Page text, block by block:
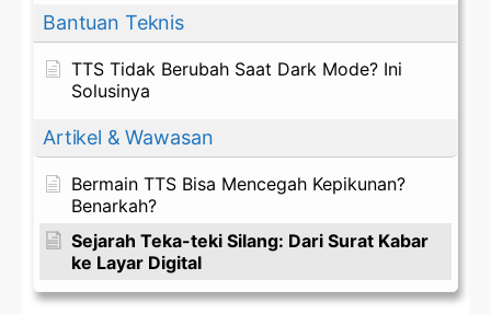
Bantuan Teknis
TTS Tidak Berubah Saat Dark Mode? Ini
Solusinya
Artikel & Wawasan
Bermain TTS Bisa Mencegah Kepikunan?
Benarkah?
Sejarah Teka-teki Silang: Dari Surat Kabar
ke Layar Digital